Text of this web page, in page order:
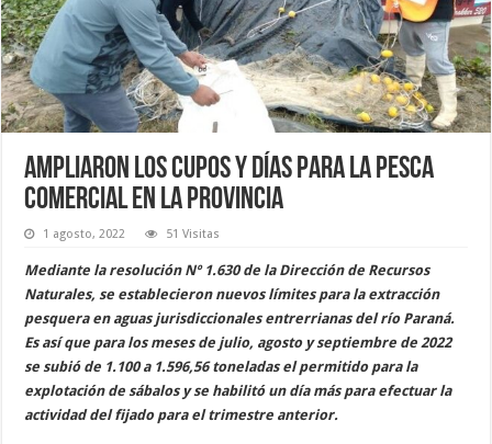
Ampliaron los cupos y días para la pesca
comercial en la provincia
1 agosto, 2022 51 Visitas
Mediante la resolución Nº 1.630 de la Dirección de Recursos
Naturales, se establecieron nuevos límites para la extracción
pesquera en aguas jurisdiccionales entrerrianas del río Paraná.
Es así que para los meses de julio, agosto y septiembre de 2022
se subió de 1.100 a 1.596,56 toneladas el permitido para la
explotación de sábalos y se habilitó un día más para efectuar la
actividad del fijado para el trimestre anterior.